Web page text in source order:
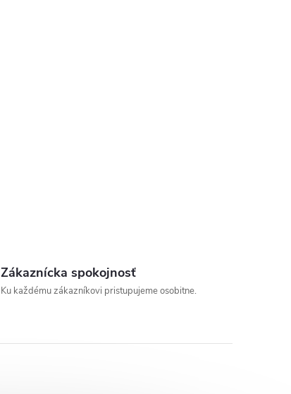
Zákaznícka spokojnosť
Ku každému zákazníkovi pristupujeme osobitne.